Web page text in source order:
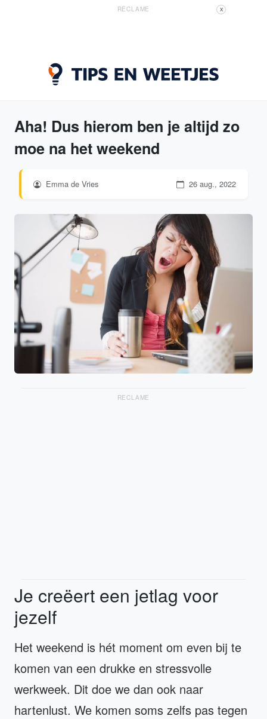
RECLAME X
Aha! Dus hierom ben je altijd zo
moe na het weekend
Emma de Vries 26 aug., 2022
RECLAME
Je creëert een jetlag voor
jezelf
Het weekend is hét moment om even bij te
komen van een drukke en stressvolle
werkweek. Dit doe we dan ook naar
hartenlust. We komen soms zelfs pas tegen